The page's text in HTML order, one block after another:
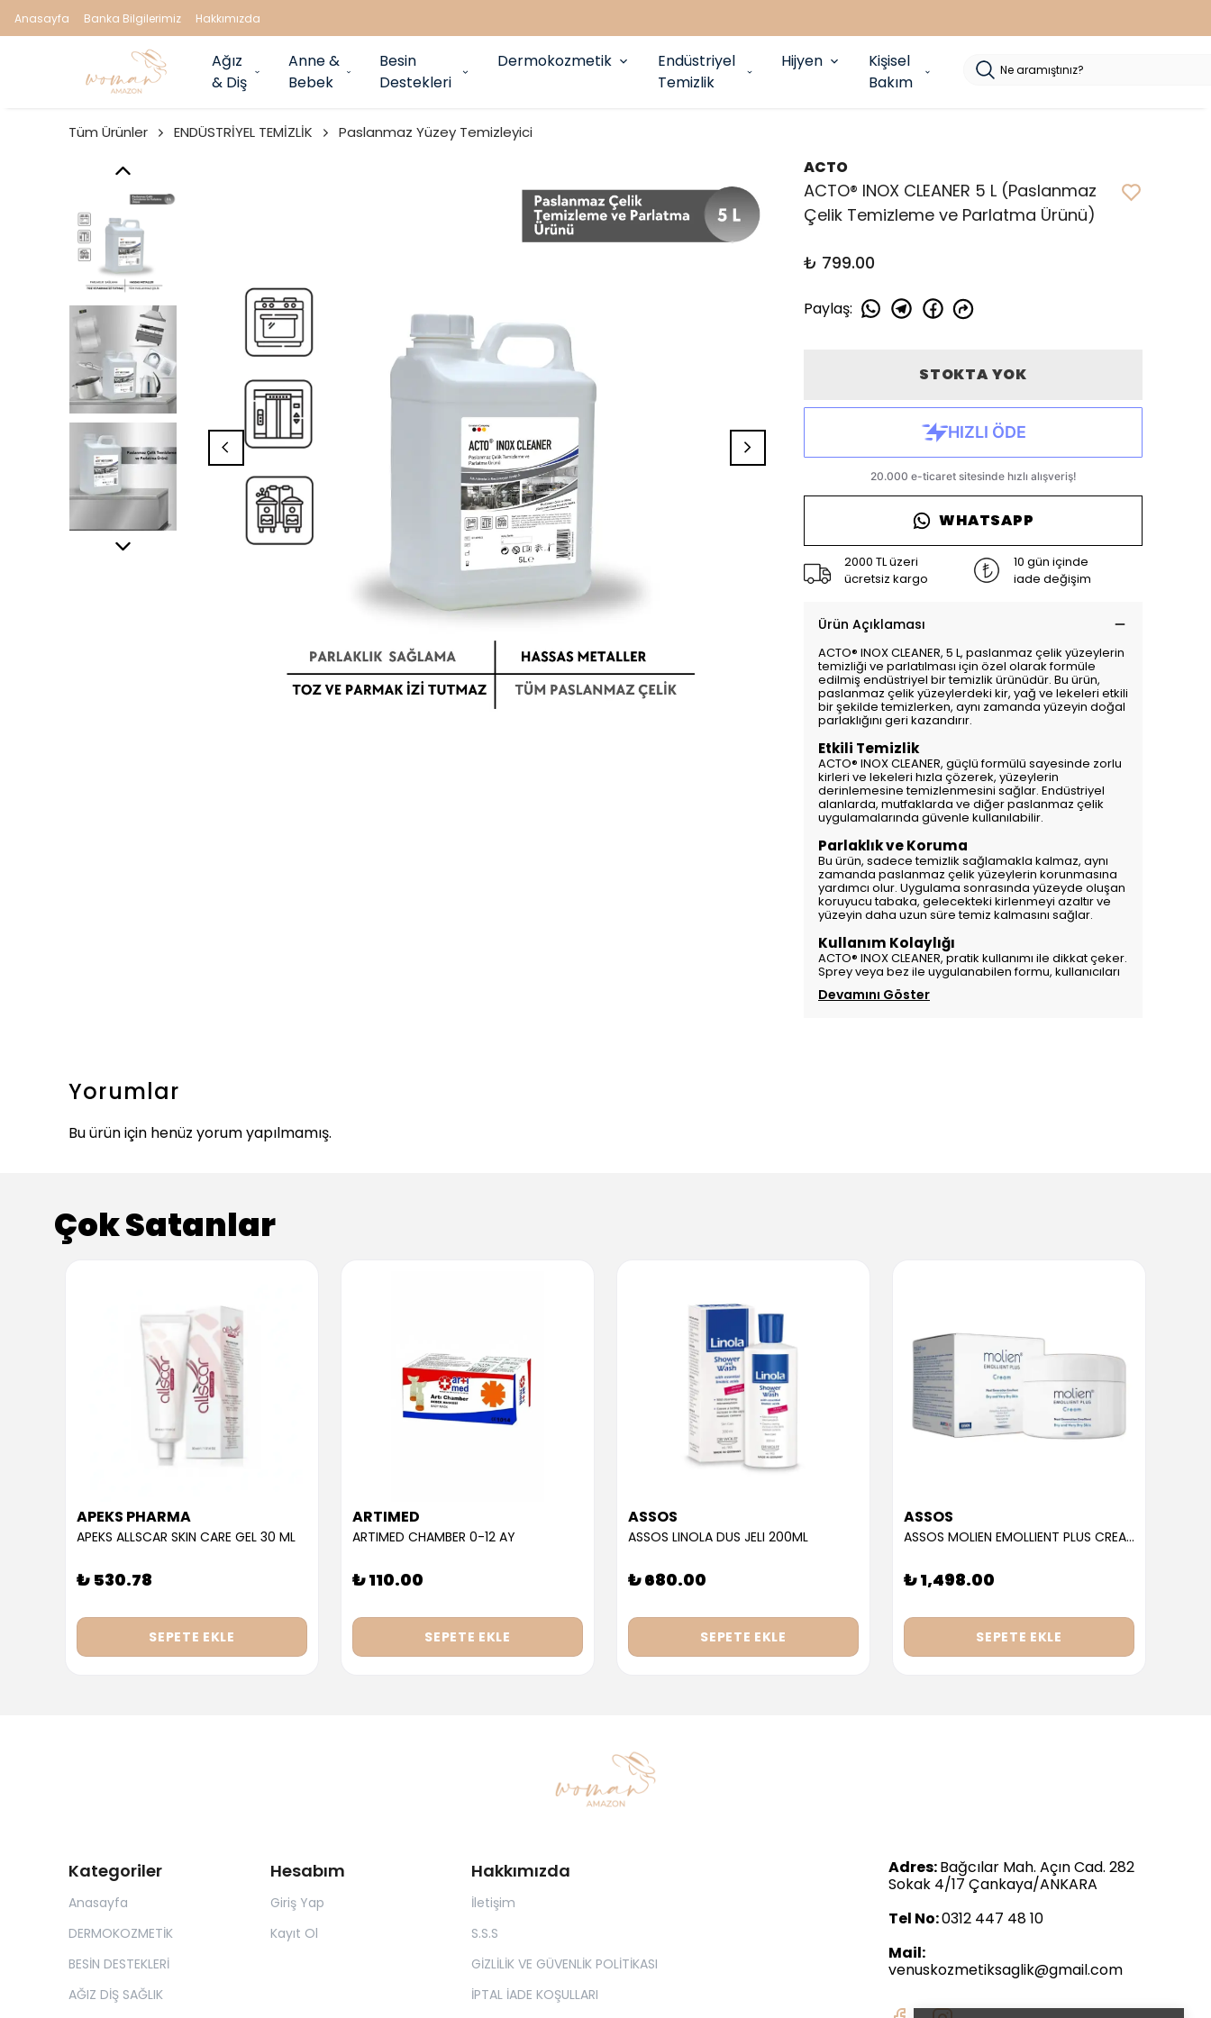
Anasayfa Banka Bilgilerimiz Hakkımızda
Ağız
& Diş
Anne &
Bebek
Besin
Destekleri
Dermokozmetik
Endüstriyel
Temizlik
Hijyen
Kişisel
Bakım
Tüm Ürünler ENDÜSTRİYEL TEMİZLİK Paslanmaz Yüzey Temizleyici
ACTO
ACTO® INOX CLEANER 5 L ( Paslanmaz
Çelik Temizleme ve Parlatma Ürünü)
₺ 799.00
Paylaş:
STOKTA YOK
WHATSAPP
2000 TL üzeri
ücretsiz kargo
10 gün içinde
iade değişim
Ürün Açıklaması
ACTO® INOX CLEANER, 5 L, paslanmaz çelik yüzeylerin
temizliği ve parlatılması için özel olarak formüle
edilmiş endüstriyel bir temizlik ürünüdür. Bu ürün,
paslanmaz çelik yüzeylerdeki kir, yağ ve lekeleri etkili
bir şekilde temizlerken, aynı zamanda yüzeyin doğal
parlaklığını geri kazandırır.
Etkili Temizlik
ACTO® INOX CLEANER, güçlü formülü sayesinde zorlu
kirleri ve lekeleri hızla çözerek, yüzeylerin
derinlemesine temizlenmesini sağlar. Endüstriyel
alanlarda, mutfaklarda ve diğer paslanmaz çelik
uygulamalarında güvenle kullanılabilir.
Parlaklık ve Koruma
Bu ürün, sadece temizlik sağlamakla kalmaz, aynı
zamanda paslanmaz çelik yüzeylerin korunmasına
yardımcı olur. Uygulama sonrasında yüzeyde oluşan
koruyucu tabaka, gelecekteki kirlenmeyi azaltır ve
yüzeyin daha uzun süre temiz kalmasını sağlar.
Kullanım Kolaylığı
ACTO® INOX CLEANER, pratik kullanımı ile dikkat çeker.
Sprey veya bez ile uygulanabilen formu, kullanıcıları
Devamını Göster
Yorumlar
Bu ürün için henüz yorum yapılmamış.
Çok Satanlar
APEKS PHARMA
APEKS ALLSCAR SKIN CARE GEL 30 ML
₺ 530.78
SEPETE EKLE
ARTIMED
ARTIMED CHAMBER 0-12 AY
₺ 110.00
SEPETE EKLE
ASSOS
ASSOS LINOLA DUS JELI 200ML
₺ 680.00
SEPETE EKLE
ASSOS
ASSOS MOLIEN EMOLLIENT PLUS CREAM 300ML
₺ 1,498.00
SEPETE EKLE
Kategoriler
Anasayfa
DERMOKOZMETİK
BESİN DESTEKLERİ
AĞIZ DİŞ SAĞLIK
Hesabım
Giriş Yap
Kayıt Ol
Hakkımızda
İletişim
S.S.S
GİZLİLİK VE GÜVENLİK POLİTİKASI
İPTAL İADE KOŞULLARI
Adres:Bağcılar Mah. Açın Cad. 282
Sokak 4/17 Çankaya/ANKARA
Tel No:0312 447 48 10
Mail:
venuskozmetiksaglik@gmail.com